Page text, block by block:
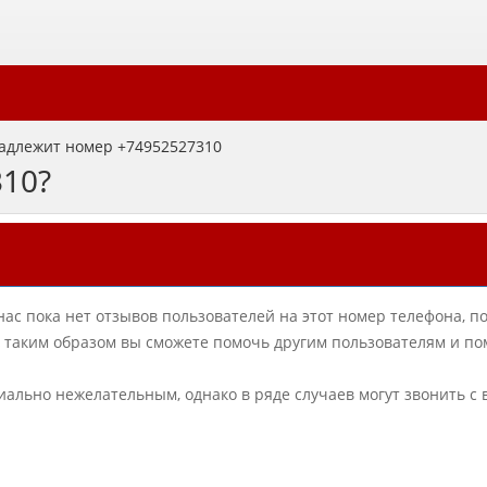
номер +74952527310
пока нет отзывов пользователей на этот номер телефона,
образом вы сможете помочь другим пользователям и
нежелательным, однако в ряде случаев могут звонить с